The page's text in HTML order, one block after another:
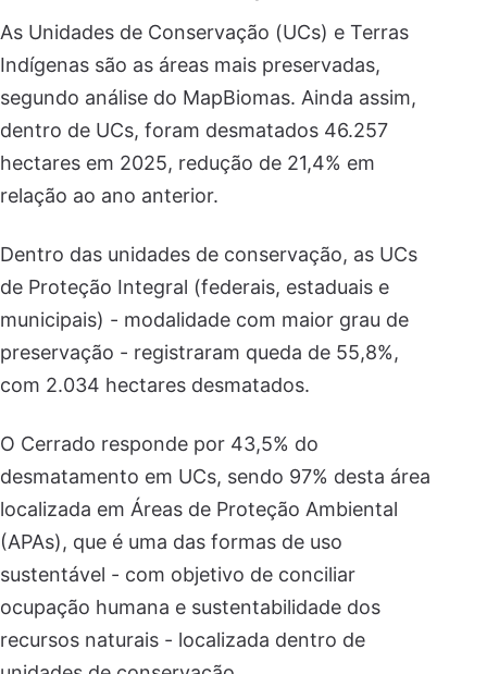
As Unidades de Conservação (UCs) e Terras
Indígenas são as áreas mais preservadas,
segundo análise do MapBiomas. Ainda assim,
dentro de UCs, foram desmatados 46.257
hectares em 2025, redução de 21,4% em
relação ao ano anterior.
Dentro das unidades de conservação, as UCs
de Proteção Integral (federais, estaduais e
municipais) - modalidade com maior grau de
preservação - registraram queda de 55,8%,
com 2.034 hectares desmatados.
O Cerrado responde por 43,5% do
desmatamento em UCs, sendo 97% desta área
localizada em Áreas de Proteção Ambiental
(APAs), que é uma das formas de uso
sustentável - com objetivo de conciliar
ocupação humana e sustentabilidade dos
recursos naturais - localizada dentro de